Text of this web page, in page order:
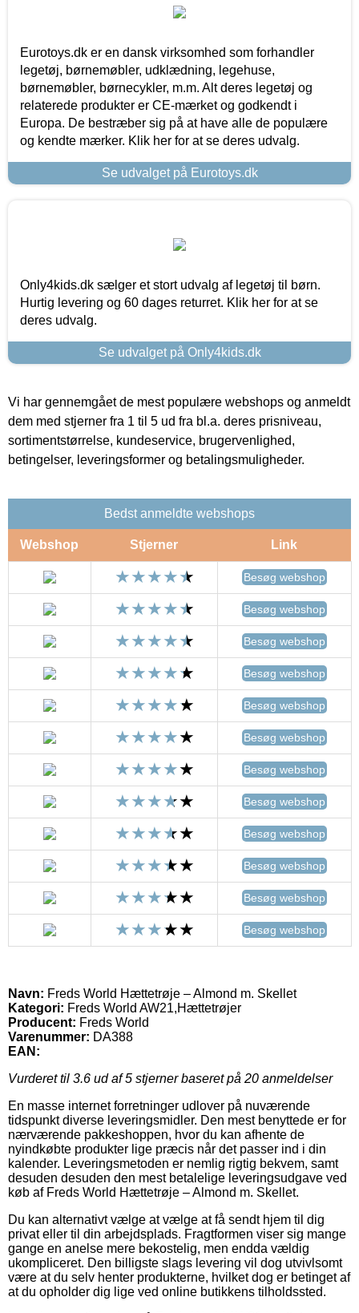
Eurotoys.dk er en dansk virksomhed som forhandler
legetøj, børnemøbler, udklædning, legehuse,
børnemøbler, børnecykler, m.m. Alt deres legetøj og
relaterede produkter er CE-mærket og godkendt i
Europa. De bestræber sig på at have alle de populære
og kendte mærker. Klik her for at se deres udvalg.
Se udvalget på Eurotoys.dk
Only4kids.dk sælger et stort udvalg af legetøj til børn.
Hurtig levering og 60 dages returret. Klik her for at se
deres udvalg.
Se udvalget på Only4kids.dk
Vi har gennemgået de mest populære webshops og anmeldt
dem med stjerner fra 1 til 5 ud fra bl.a. deres prisniveau,
sortimentstørrelse, kundeservice, brugervenlighed,
betingelser, leveringsformer og betalingsmuligheder.
Bedst anmeldte webshops
Webshop Stjerner Link
Besøg webshop
Besøg webshop
Besøg webshop
Besøg webshop
Besøg webshop
Besøg webshop
Besøg webshop
Besøg webshop
Besøg webshop
Besøg webshop
Besøg webshop
Besøg webshop
Navn: Freds World Hættetrøje – Almond m. Skellet
Kategori: Freds World AW21,Hættetrøjer
Producent: Freds World
Varenummer: DA388
EAN:
Vurderet til 3.6 ud af 5 stjerner baseret på 20 anmeldelser
En masse internet forretninger udlover på nuværende
tidspunkt diverse leveringsmidler. Den mest benyttede er for
nærværende pakkeshoppen, hvor du kan afhente de
nyindkøbte produkter lige præcis når det passer ind i din
kalender. Leveringsmetoden er nemlig rigtig bekvem, samt
desuden desuden den mest betalelige leveringsudgave ved
køb af Freds World Hættetrøje – Almond m. Skellet.
Du kan alternativt vælge at vælge at få sendt hjem til dig
privat eller til din arbejdsplads. Fragtformen viser sig mange
gange en anelse mere bekostelig, men endda vældig
ukompliceret. Den billigste slags levering vil dog utvivlsomt
være at du selv henter produkterne, hvilket dog er betinget af
at du opholder dig lige ved online butikkens tilholdssted.